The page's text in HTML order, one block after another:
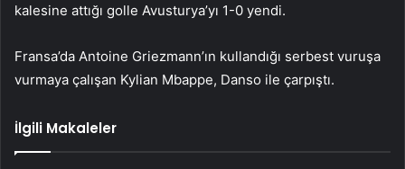
kalesine attığı golle Avusturya’yı 1-0 yendi.
Fransa’da Antoine Griezmann’ın kullandığı serbest vuruşa
vurmaya çalışan Kylian Mbappe, Danso ile çarpıştı.
İlgili Makaleler